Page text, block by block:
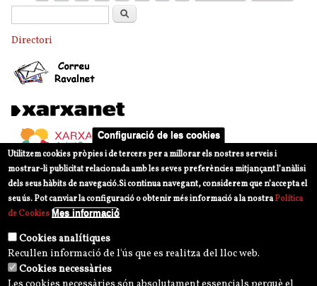
Formulari de cercaCerca
Directori
Configuració de les cookies
Utilitzem cookies pròpies i de tercers per a millorar els nostres serveis i
mostrar-li publicitat relacionada amb les seves preferències mitjançant l’anàlisi
dels seus hàbits de navegació.Si continua navegant, considerem que n’accepta el
seu ús. Pot canviar la configuració o obtenir més informació a la nostraPolítica
de Cookies Mes informació
Cookies analítiques
Recullen informació de l'ús que es realitza del lloc web.
Cookies necessàries